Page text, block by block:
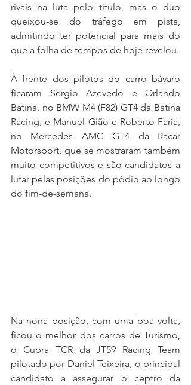
rivais na luta pelo título, mas o duo
queixou-se do tráfego em pista,
admitindo ter potencial para mais do
que a folha de tempos de hoje revelou.
À frente dos pilotos do carro bávaro
ficaram Sérgio Azevedo e Orlando
Batina, no BMW M4 (F82) GT4 da Batina
Racing, e Manuel Gião e Roberto Faria,
no Mercedes AMG GT4 da Racar
Motorsport, que se mostraram também
muito competitivos e são candidatos a
lutar pelas posições do pódio ao longo
do fim-de-semana.
Na nona posição, com uma boa volta,
ficou o melhor dos carros de Turismo,
o Cupra TCR da JT59 Racing Team
pilotado por Daniel Teixeira, o principal
candidato a assegurar o ceptro da